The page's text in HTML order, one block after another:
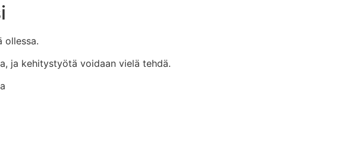
ollessa.
ja kehitystyötä voidaan vielä tehdä.